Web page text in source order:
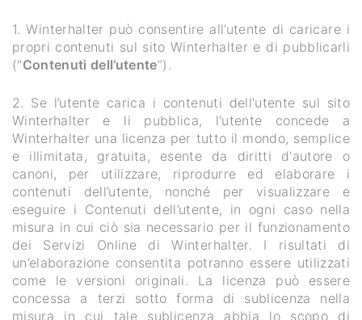
1. Winterhalter può consentire all’utente di caricare i
propri contenuti sul sito Winterhalter e di pubblicarli
("Contenuti dell’utente”).
2. Se l’utente carica i contenuti dell'utente sul sito
Winterhalter e li pubblica, l'utente concede a
Winterhalter una licenza per tutto il mondo, semplice
e illimitata, gratuita, esente da diritti d'autore o
canoni, per utilizzare, riprodurre ed elaborare i
contenuti dell’utente, nonché per visualizzare e
eseguire i Contenuti dell’utente, in ogni caso nella
misura in cui ciò sia necessario per il funzionamento
dei Servizi Online di Winterhalter. I risultati di
un’elaborazione consentita potranno essere utilizzati
come le versioni originali. La licenza può essere
concessa a terzi sotto forma di sublicenza nella
misura in cui tale sublicenza abbia lo scopo di